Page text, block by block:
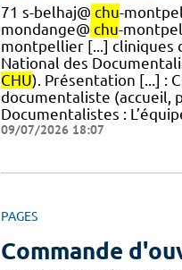
71 s-belhaj@ chu-
mondange@ chu-
montpellier [...] cliniques
National des
CHU). Présentation [...] :
documentaliste (accueil,
Documentalistes :
09/07/2026 18:07
PAGES
Commande